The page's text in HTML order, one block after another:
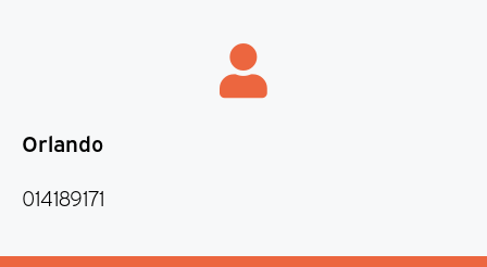
Orlando
014189171